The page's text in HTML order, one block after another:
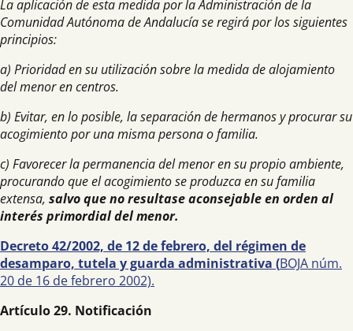
La aplicación de esta medida por la Administración de la
Comunidad Autónoma de Andalucía se regirá por los siguientes
principios:
a) Prioridad en su utilización sobre la medida de alojamiento
del menor en centros.
b) Evitar, en lo posible, la separación de hermanos y procurar su
acogimiento por una misma persona o familia.
c) Favorecer la permanencia del menor en su propio ambiente,
procurando que elacogimiento se produzca en su familia
extensa, salvo que no resultase aconsejable en orden al
interés primordial del menor.
Decreto 42/2002, de 12 de febrero, del régimen de
desamparo, tutela y guarda administrativa (BOJA núm.
20 de 16 de febrero 2002).
Artículo 29. Notificación